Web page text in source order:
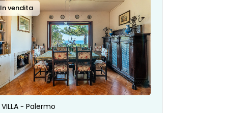
In vendita
VILLA Palermo